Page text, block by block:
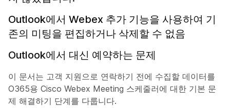
Outlook에서 Webex 추가 기능을 사용하여 기
존의 미팅을 편집하거나 삭제할 수 없음
Outlook에서 대신 예약하는 문제
이 문서는 고객 지원으로 연락하기 전에 수집할 데이터를
O365용 Cisco Webex Meeting 스케줄러에 대한 기본 문
제 해결하기 단계를 다룹니다.